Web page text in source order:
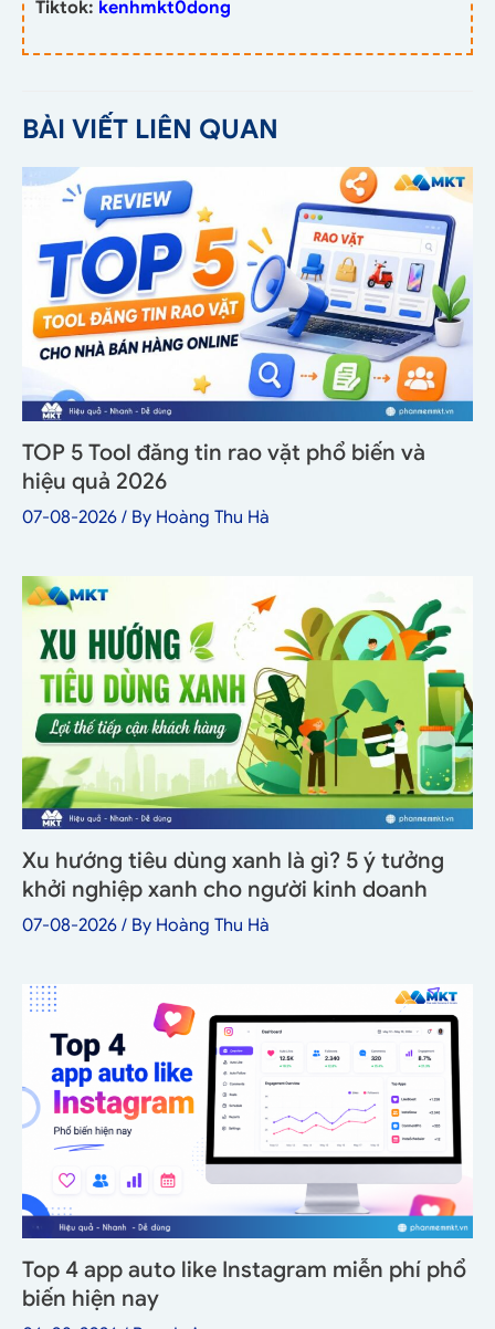
Tiktok: kenhmkt0dong
BÀI VIẾT LIÊN QUAN
TOP 5 Tool đăng tin rao vặt phổ biến và
hiệu quả 2026
07-08-2026 / By Hoàng Thu Hà
Xu hướng tiêu dùng xanh là gì? 5 ý tưởng
khởi nghiệp xanh cho người kinh doanh
07-08-2026 / By Hoàng Thu Hà
Top 4 app auto like Instagram miễn phí phổ
biến hiện nay